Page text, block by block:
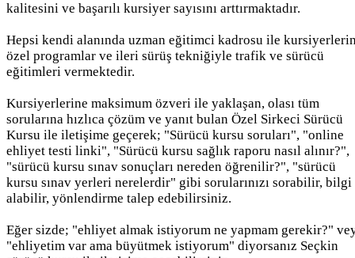
kalitesini ve başarılı kursiyer sayısını arttırmaktadır.
Hepsi kendi alanında uzman eğitimci kadrosu ile
özel programlar ve ileri sürüş tekniğiyle trafik ve sürücü
eğitimleri vermektedir.
Kursiyerlerine maksimum özveri ile yaklaşan, olası tüm
sorularına hızlıca çözüm ve yanıt bulan Özel Sirkeci Sürücü
Kursu ile iletişime geçerek; "Sürücü kursu soruları", "online
ehliyet testi linki", "Sürücü kursu sağlık raporu nasıl alınır?",
"sürücü kursu sınav sonuçları nereden öğrenilir?", "sürücü
kursu sınav yerleri nerelerdir" gibi sorularınızı sorabilir, bilgi
alabilir, yönlendirme talep edebilirsiniz.
Eğer sizde; "ehliyet almak istiyorum ne yapmam gerekir?"
"ehliyetim var ama büyütmek istiyorum" diyorsanız Seçkin